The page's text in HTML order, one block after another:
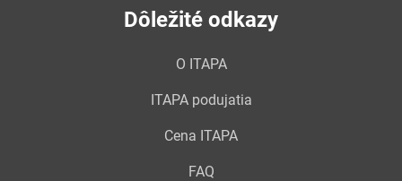
Dôležité odkazy
O ITAPA
ITAPA podujatia
Cena ITAPA
FAQ